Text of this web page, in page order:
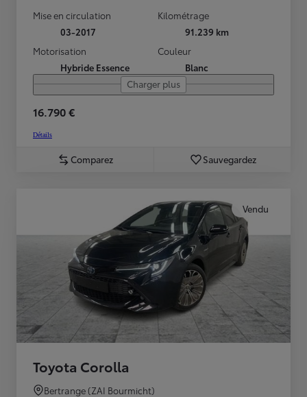
Mise en circulation
03-2017
Kilométrage
91.239 km
Motorisation
Hybride Essence
Couleur
Blanc
Charger plus
16.790 €
Détails
Comparez Sauvegardez
Vendu
Toyota Corolla
Bertrange (ZAI Bourmicht)